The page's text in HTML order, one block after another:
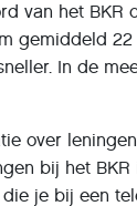
van het BKR
gemiddeld
In de
over
bij het
je bij een